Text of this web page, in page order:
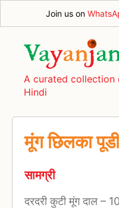
Join us on
A curated collection
Hindi
मूंग छिलका पूडी
सामग्री
दरदरी कुटी मूंग दाल –